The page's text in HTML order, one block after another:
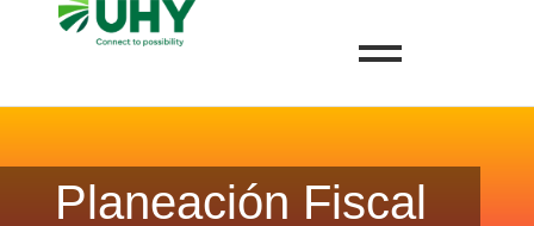
Planeación Fiscal